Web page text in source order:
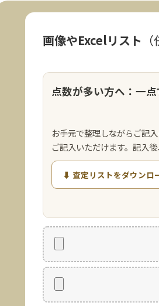
画像やExcelリスト
点数が多い方へ：一
お手元で整理しながらご記
ご記入いただけます。記入
⬇ 査定リストをダウンロ